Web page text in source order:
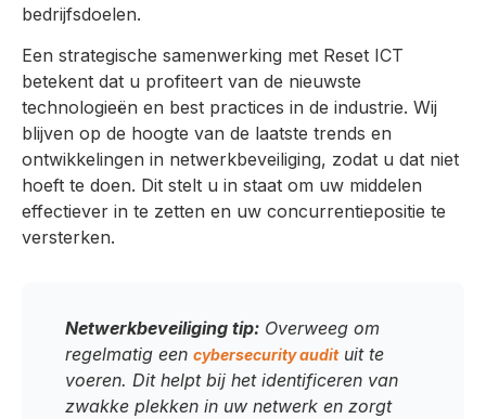
bedrijfsdoelen.
Een strategische samenwerking met Reset ICT
betekent dat u profiteert van de nieuwste
technologieën en best practices in de industrie. Wij
blijven op de hoogte van de laatste trends en
ontwikkelingen in netwerkbeveiliging, zodat u dat niet
hoeft te doen. Dit stelt u in staat om uw middelen
effectiever in te zetten en uw concurrentiepositie te
versterken.
Netwerkbeveiliging tip: Overweeg om
regelmatig een cybersecurity audituit te
voeren. Dit helpt bij het identificeren van
zwakke plekken in uw netwerk en zorgt